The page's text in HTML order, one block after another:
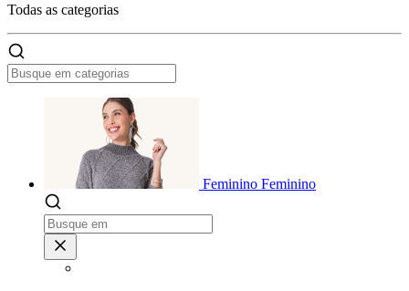
Todas as categorias
Feminino Feminino